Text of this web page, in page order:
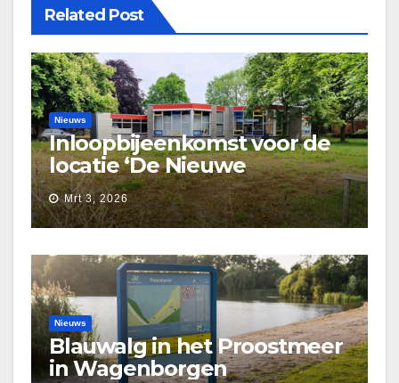
Related Post
Nieuws
Inloopbijeenkomst voor de
locatie ‘De Nieuwe
Waarborg’
Mrt 3, 2026
Nieuws
Blauwalg in het Proostmeer
in Wagenborgen